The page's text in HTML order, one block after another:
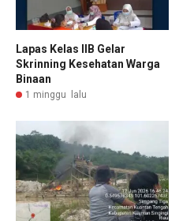
Lapas Kelas IIB Gelar
Skrinning Kesehatan Warga
Binaan
1 minggu lalu